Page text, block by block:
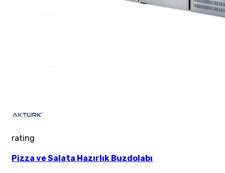
rating
Pizza ve Salata Hazırlık Buzdolabı